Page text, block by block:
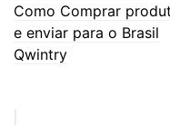
Como Comprar
e enviar para o Brasil
Qwintry